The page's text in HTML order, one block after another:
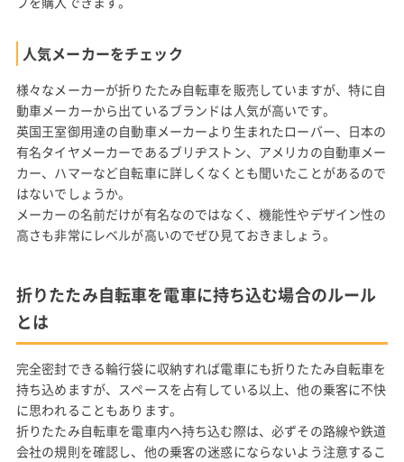
人気メーカーをチェック
様々なメーカーが折りたたみ自転車を販売していますが、特に自
動車メーカーから出ているブランドは人気が高いです。
英国王室御用達の自動車メーカーより生まれたローバー、日本の
有名タイヤメーカーであるブリヂストン、アメリカの自動車メー
カー、ハマーなど自転車に詳しくなくとも聞いたことがあるので
はないでしょうか。
メーカーの名前だけが有名なのではなく、機能性やデザイン性の
高さも非常にレベルが高いのでぜひ見ておきましょう。
折りたたみ自転車を電車に持ち込む場合のルール
とは
完全密封できる輪行袋に収納すれば電車にも折りたたみ自転車を
持ち込めますが、スペースを占有している以上、他の乗客に不快
に思われることもあります。
折りたたみ自転車を電車内へ持ち込む際は、必ずその路線や鉄道
会社の規則を確認し、他の乗客の迷惑にならないよう注意するこ